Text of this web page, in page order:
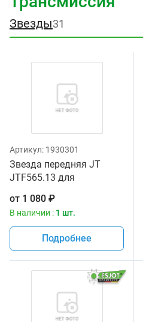
Звезды31
Артикул: 1930301
Звезда передняя JT
JTF565.13 для
от 1 080 ₽
В наличии : 1 шт.
Подробнее